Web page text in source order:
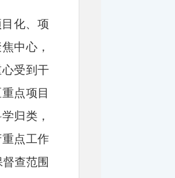
化、项
中心，
受到干
点项目
归类，
点工作
查范围